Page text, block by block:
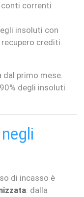
correnti
insoluti con
crediti.
primo mese.
degli insoluti
di incasso è
: dalla